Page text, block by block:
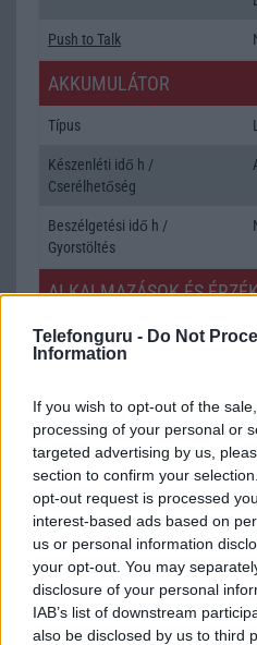
Telefonguru - Do Not
Information
If you wish to opt-out of the
processing of your personal or
targeted advertising by us,
section to confirm your
opt-out request is processed
interest-based ads based on
us or personal information
your opt-out. You may
disclosure of your personal
IAB’s list of downstream
also be disclosed by us to third
Push to Talk
AKKUMULÁTOR
Típus
Készenléti idő h /
Cserélhetőség
Beszélgetési idő h /
Gyorstöltés
ALKALMAZÁSOK ÉS
Java
SNS integráció
Organizer
T9 szótár
Office alkalmazások
Iránytũ
Extrák